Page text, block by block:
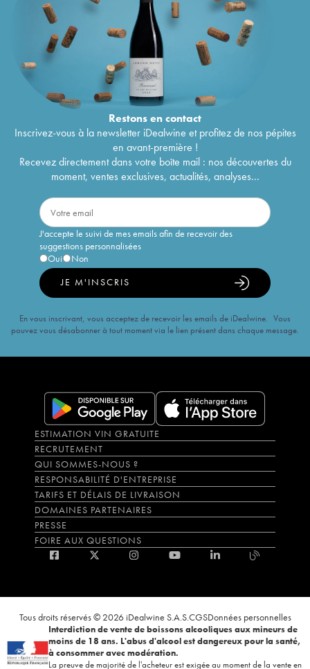
Restons encontact
Inscrivez-vous à la newsletter iDealwine et profitez de nos pépites
en avant-première !
Recevez directement dans votre boîte mail : nos découvertes du
moment, ventes exclusives, actualités, analyses...
J'accepte le suivi de mes emails afin de recevoir des
suggestions personnalisées
Oui
Non
JE M'INSCRIS
En vous inscrivant, vous acceptez de recevoir les emails de iDealwine. Vous
pouvez vous désabonner à tout moment via le lien présent dans chaque message.
ESTIMATION VIN GRATUITE
RECRUTEMENT
QUI SOMMES-NOUS ?
RESPONSABILITÉ D'ENTREPRISE
TARIFS ET DÉLAIS DE LIVRAISON
DOMAINES PARTENAIRES
PRESSE
FOIRE AUX QUESTIONS
Tous droits réservés © 2026 iDealwine S.A.S.CGSDonnées personnelles
Interdiction de vente de boissons alcooliques aux mineurs de
moins de 18 ans. L'abus d'alcool est dangereux pour la santé,
à consommer avec modération.
La preuve de majorité de l'acheteur est exigée au moment de la vente en